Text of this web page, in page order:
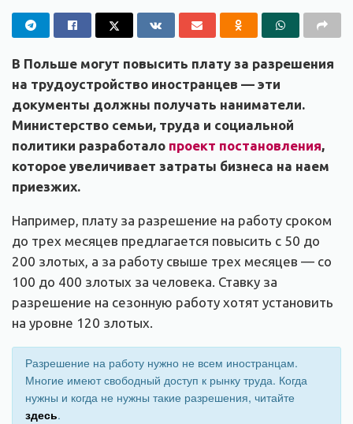
В Польше могут повысить плату за разрешения
на трудоустройство иностранцев — эти
документы должны получать наниматели.
Министерство семьи, труда и социальной
политики разработало проект постановления,
которое увеличивает затраты бизнеса на наем
приезжих.
Например, плату за разрешение на работу сроком
до трех месяцев предлагается повысить с 50 до
200 злотых, а за работу свыше трех месяцев — со
100 до 400 злотых за человека. Ставку за
разрешение на сезонную работу хотят установить
на уровне 120 злотых.
Разрешение на работу нужно не всем иностранцам.
Многие имеют свободный доступ к рынку труда. Когда
нужны и когда не нужны такие разрешения, читайте
здесь.